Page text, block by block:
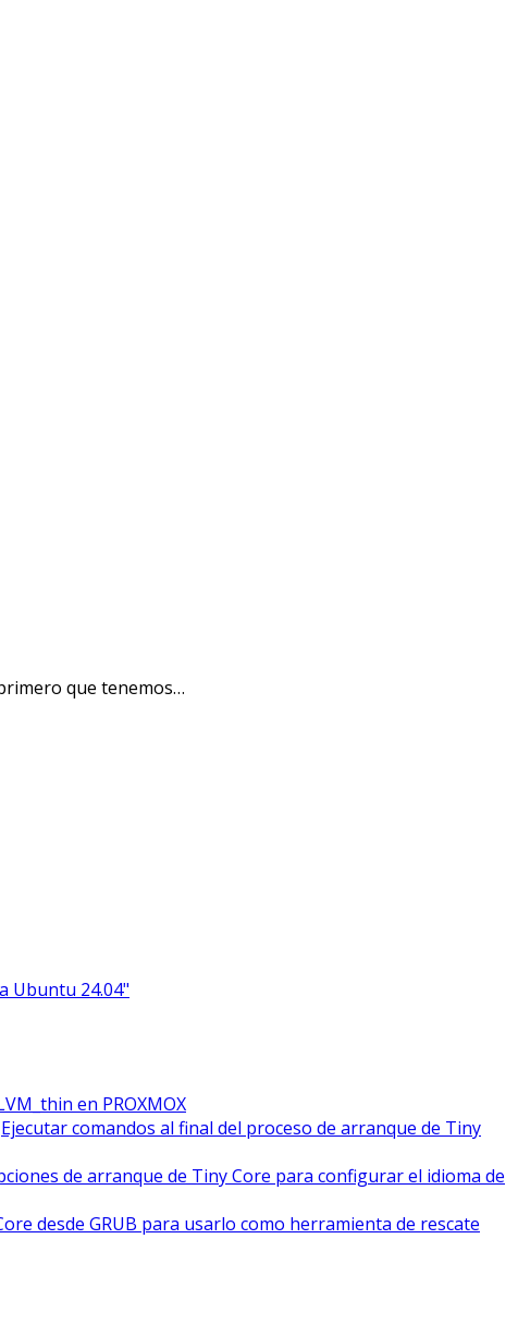
que tenemos…
Ubuntu 24.04"
en PROXMOX
Ejecutar comandos al final del proceso de arranque de Tiny
de arranque de Tiny Core para configurar el idioma de
desde GRUB para usarlo como herramienta de rescate